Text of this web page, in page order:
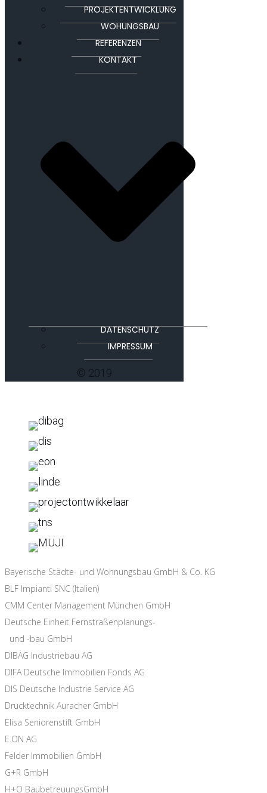
PROJEKTENTWICKLUNG
WOHUNGSBAU
REFERENZEN
KONTAKT
DATENSCHUTZ
IMPRESSUM
© 2019
Bayerische Städte- und Wohnungsbau GmbH & Co. KG
BLF Impianti SNC (Italien)
CMM Center Management München GmbH
Deutsche Einheit Fernstraßenplanungs-
und -bau GmbH
DIBAG Industriebau AG
DIFA Deutsche Immobilien Fonds AG
DIS Deutsche Industrie Service AG
Drucktechnik Auracher GmbH
Elisa Seniorenstift GmbH
E.ON AG
Felder Immobilien GmbH
G+R GmbH
H+O BaubetreuungsGmbH